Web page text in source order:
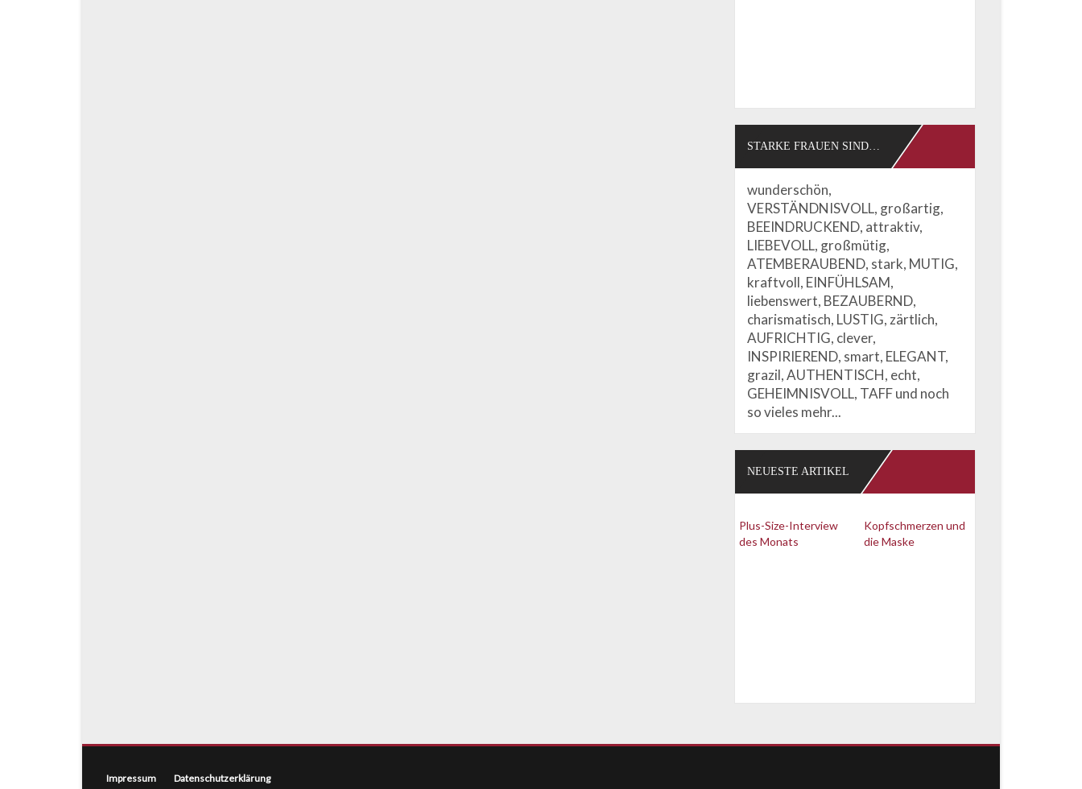
STARKE FRAUEN SIND…
wunderschön,
VERSTÄNDNISVOLL, großartig,
BEEINDRUCKEND, attraktiv,
LIEBEVOLL, großmütig,
ATEMBERAUBEND, stark, MUTIG,
kraftvoll, EINFÜHLSAM,
liebenswert, BEZAUBERND,
charismatisch, LUSTIG, zärtlich,
AUFRICHTIG, clever,
INSPIRIEREND, smart, ELEGANT,
grazil, AUTHENTISCH, echt,
GEHEIMNISVOLL, TAFF und noch
so vieles mehr...
NEUESTE ARTIKEL
Plus-Size-Interview
des Monats
Kopfschmerzen und
die Maske
Impressum Datenschutzerklärung